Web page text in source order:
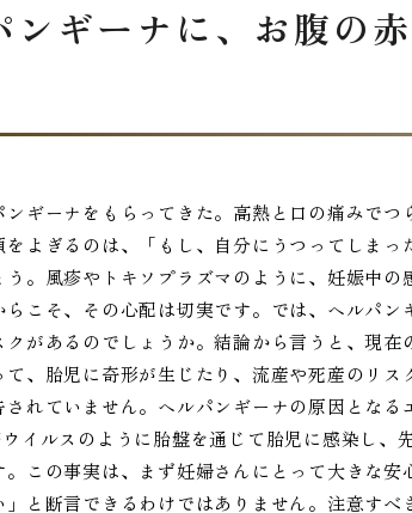
ンギーナに、お腹の
ンギーナをもらってきた。高熱と口の痛みで
をよぎるのは、「もし、自分にうつってしまっ
。風疹やトキソプラズマのように、妊娠中
こそ、その心配は切実です。では、ヘルパ
があるのでしょうか。結論から言うと、現
、胎児に奇形が生じたり、流産や死産のリ
れていません。ヘルパンギーナの原因とな
イルスのように胎盤を通じて胎児に感染し、
この事実は、まず妊婦さんにとって大きな
」と断言できるわけではありません。注意す